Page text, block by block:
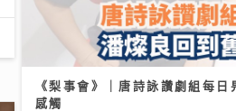
《梨事會》｜唐詩詠讚劇組每
感觸